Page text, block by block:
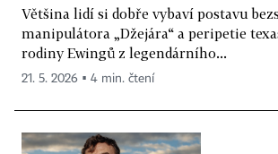
Většina lidí si dobře vybaví postavu
manipulátora „Džejára“ a peripetie
rodiny Ewingů z legendárního...
21. 5. 2026 ▪ 4 min. čtení